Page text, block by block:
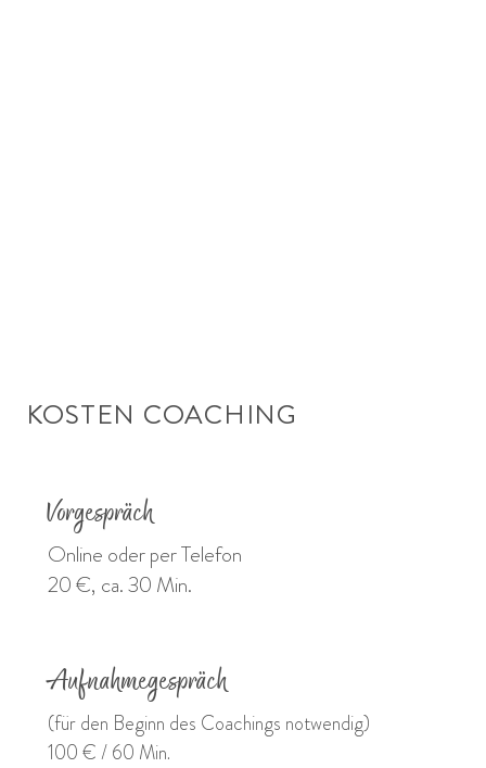
KOSTEN COACHING
Vorgespräch
Online oder per Telefon
20 €, ca. 30 Min.
Aufnahmegespräch
(für den Beginn des Coachings notwendig)
100 € / 60 Min.